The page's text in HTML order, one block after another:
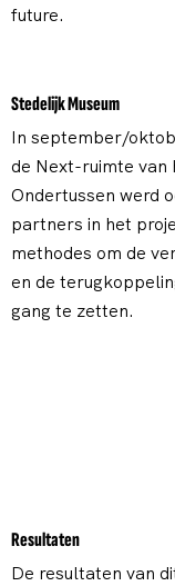
future.
Stedelijk Museum
In september/
de Next-ruimte van
Ondertussen werd
partners in het
methodes om de
en de
gang te zetten.
Resultaten
De resultaten van